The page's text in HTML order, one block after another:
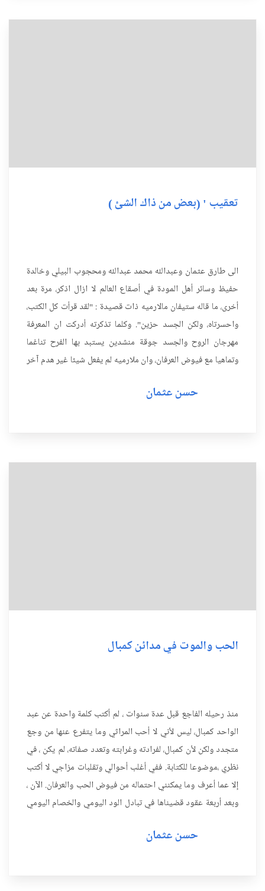
تعقيب ' (بعض من ذاك الشئ )
الى طارق عثمان وعبدالله محمد عبدالله ومحجوب البيلي وخالدة
حفيظ وسائر أهل المودة في أصقاع العالم لا ازال اذكر، مرة بعد
أخرى، ما قاله ستيفان مالارميه ذات قصيدة : "لقد قرأت كل الكتب،
واحسرتاه، ولكن الجسد حزين". وكلما تذكرته أدركت ان المعرفة
مهرجان الروح والجسد جوقة منشدين يستبد بها الفرح تناغما
وتماهيا مع فيوض العرفان، وان ملارميه لم يفعل شيئا غير هدم آخر
حسن عثمان
الحب والموت في مدائن كمبال
منذ رحيله الفاجع قبل عدة سنوات ، لم أكتب كلمة واحدة عن عبد
الواحد كمبال، ليس لأني لا أحب المراثي وما يتفرع عنها من وجع
متجدد ولكن لأن كمبال، لفرادته وغرابته وتعدد صفاته، لم يكن ، في
نظري ،موضوعا للكتابة. ففي أغلب أحوالي وتقلبات مزاجي لا أكتب
إلا عما أعرف وما يمكنني احتماله من فيوض الحب والعرفان. الآن ،
وبعد أربعة عقود قضيناها في تبادل الود اليومي والخصام اليومي
حسن عثمان